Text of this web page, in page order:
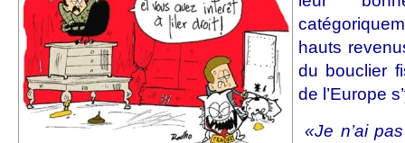
hauts
du bouclier
de l’Europe
«Je n’ai